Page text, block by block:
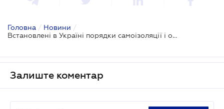
Головна / Новини /
Встановлені в Україні порядки самоізоляції і обсервації відтепер законні: прийнято Закон
Залиште коментар